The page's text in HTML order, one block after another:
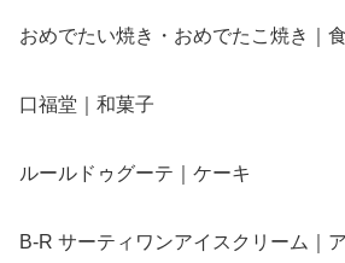
おめでたい焼き・おめでたこ焼き｜
口福堂｜和菓子
ルールドゥグーテ｜ケーキ
B-R サーティワンアイスクリーム｜